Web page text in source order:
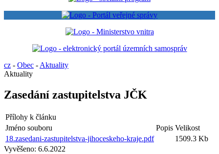
cz - Obec - Aktuality
Aktuality
Zasedání zastupitelstva JČK
Přílohy k článku
Jméno souboru
Popis Velikost
18.zasedani-zastupitelstva-jihoceskeho-kraje.pdf
1509.3 Kb
Vyvěšeno: 6.6.2022